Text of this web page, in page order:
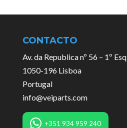
CONTACTO
Av. da Republica nº 56 – 1º Esq
1050-196 Lisboa
Portugal
info@veiparts.com
+351 934 959 240